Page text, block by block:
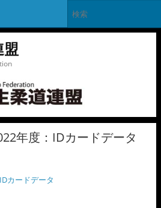
盟
年度：IDカードデータ
カードデータ